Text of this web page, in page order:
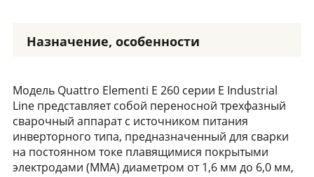
Назначение, особенности
Модель Quattro Elementi E 260 серии Е Industrial
Line представляет собой переносной трехфазный
сварочный аппарат с источником питания
инверторного типа, предназначенный для сварки
на постоянном токе плавящимися покрытыми
электродами (MMA) диаметром от 1,6 мм до 6,0 мм,